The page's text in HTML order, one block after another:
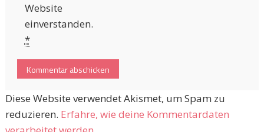
Website
einverstanden.
*
Diese Website verwendet Akismet, um Spam zu
reduzieren. Erfahre, wie deine Kommentardaten